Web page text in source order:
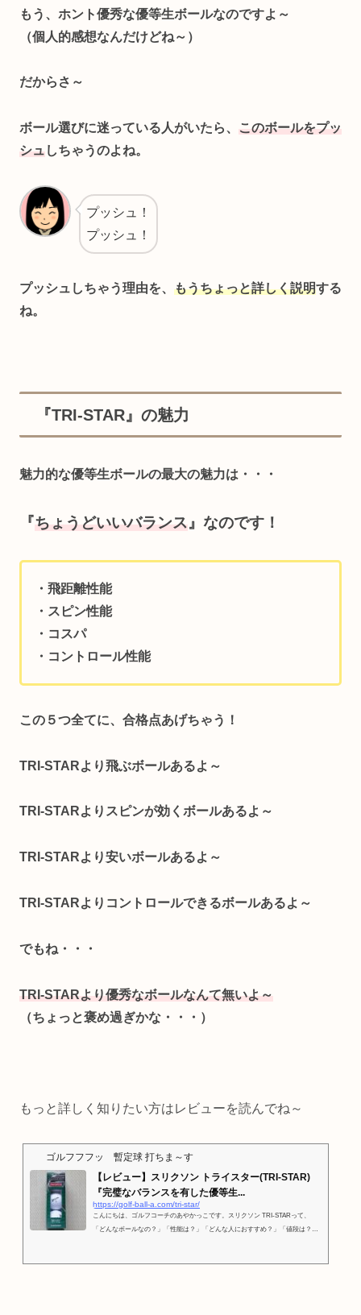
もう、ホント優秀な優等生ボールなのですよ～
（個人的感想なんだけどね～）
だからさ～
ボール選びに迷っている人がいたら、 このボールをプッ
シュしちゃうのよね。
プッシュ！
プッシュ！
プッシュしちゃう理由を、 もうちょっと詳しく説明する
ね。
『TRI-STAR』の魅力
魅力的な優等生ボールの最大の魅力は・・・
『ちょうどいいバランス』なのです！
・飛距離性能
・スピン性能
・コスパ
・コントロール性能
この５つ全てに、合格点あげちゃう！
TRI-STARより飛ぶボールあるよ～
TRI-STARより スピンが効くボールあるよ～
TRI-STARより安いボールあるよ～
TRI-STARより コントロールできるボールあるよ～
でもね・・・
TRI-STARより優秀なボールなんて無いよ～
（ちょっと褒め過ぎかな・・・）
もっと詳しく知りたい方はレビューを読んでね～
ゴルフフフッ 暫定球 打ちま～す
【レビュー】スリクソン トライスター(TRI-STAR)
『完璧なバランスを有した優等生...
https://golf-ball-a.com/tri-star/
こんにちは、ゴルフコーチのあやかっこです。スリクソン TRI-STARって、
「どんなボールなの？」「性能は？」「どんな人におすすめ？」「値段は？」